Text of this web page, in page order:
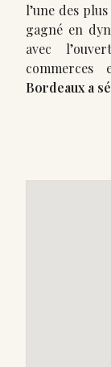
l’une des
gagné en
avec
Bordeaux a